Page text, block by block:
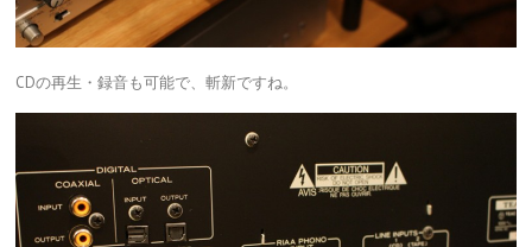
CDの再生・録音も可能で、斬新ですね。